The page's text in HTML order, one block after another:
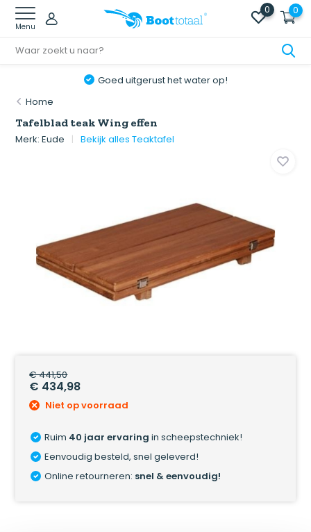
Menu
0 0
Goed uitgerust het water op!
Home
Tafelblad teak Wing effen
Merk:Eude Bekijk alles Teaktafel
€ 441,50
€ 434,98
Niet op voorraad
Ruim 40 jaar ervaringin scheepstechniek!
Eenvoudig besteld, snel geleverd!
Online retourneren: snel & eenvoudig!